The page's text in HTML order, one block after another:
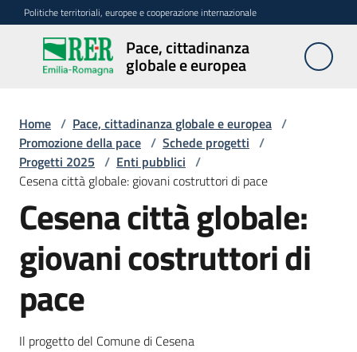
Vai al contenuto
Vai alla navigazione
Vai al footer
Politiche territoriali, europee e cooperazione internazionale
Pace, cittadinanza
globale e europea
Pace,
cittadinanza
europea
Attività
Promozione
della
pace
Menu selezionato
Cittadinanza
Home / Pace, cittadinanza globale e europea /
Promozione della pace / Schede progetti /
Progetti 2025 / Enti pubblici /
Cesena città globale: giovani costruttori di pace
Cesena città globale:
giovani costruttori di
pace
Il progetto del Comune di Cesena